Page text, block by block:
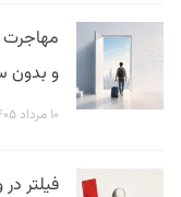
مهاجرت
و
۱۰ مرداد ۱۴۰۵